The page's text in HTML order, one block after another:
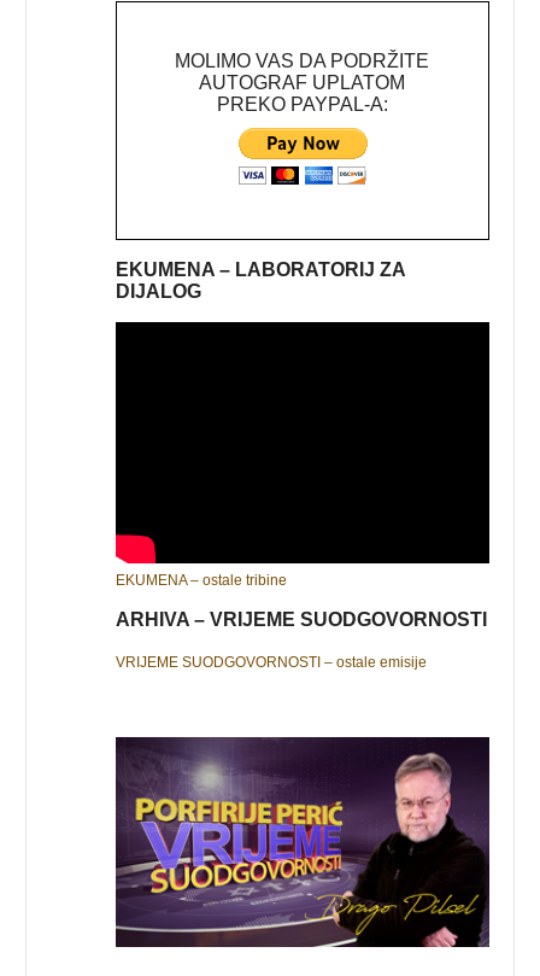
MOLIMO VAS DA PODRŽITE
AUTOGRAF UPLATOM
PREKO PAYPAL-A:
EKUMENA – LABORATORIJ ZA
DIJALOG
EKUMENA – ostale tribine
ARHIVA – VRIJEME SUODGOVORNOSTI
VRIJEME SUODGOVORNOSTI – ostale emisije